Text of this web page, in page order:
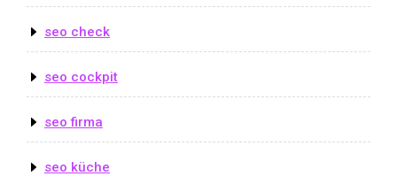
seo check
seo cockpit
seo firma
seo küche